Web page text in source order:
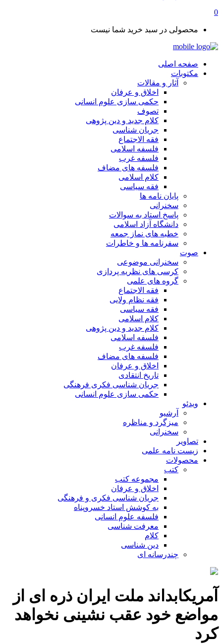
0
محصولی در سبد خرید شما نیست
صفحه اصلی
مکتوبات
آثار و مقالات
اخلاق و عرفان
حکمی سازی علوم انسانی
تصوف
کلام جدید و دین پژوهی
جریان شناسی
فقه الاجتماع
فلسفه اسلامی
فلسفه غرب
فلسفه های مضاف
کلام اسلامی
فقه سیاسی
پایان نامه ها
سخنرانی
پاسخ استاد به سوالات
دانشگاه آزاد اسلامی
خطبه های نماز جمعه
سفرنامه ها و خاطرات
صوت
سخنرانی موضوعی
کرسی های نظریه پردازی
گروه های علمی
فقه الاجتماع
فقه نظام ولایی
فقه سیاسی
کلام اسلامی
کلام جدید و دین پژوهی
فلسفه اسلامی
فلسفه غرب
فلسفه های مضاف
اخلاق و عرفان
تاریخ انتقادی
جریان شناسی فکری فرهنگی
حکمی سازی علوم انسانی
ویدئو
آرشیو
میزگرد و مناظره
سخنرانی
تصاویر
زیست نامه علمی
محصولات
کتب
مجموعه کتب
اخلاق و عرفان
جریان شناسی فکری و فرهنگی
به کوشش استاد خسروپناه
فلسفه علوم انسانی
معرفت شناسی
کلام
دین شناسی
چندرسانه ای
آمریکابداند ملت ایران ذره ای از
مواضع خود عقب نشینی نخواهد
کرد